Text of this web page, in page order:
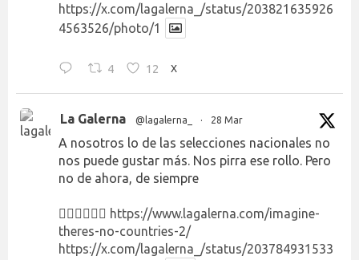
https://x.com/lagalerna_/status/203821635926
4563526/photo/1
4 12 X
La Galerna @lagalerna_ · 28 Mar
A nosotros lo de las selecciones nacionales no
nos puede gustar más. Nos pirra ese rollo. Pero
no de ahora, de siempre
👉🏻👉🏻👉🏻 https://www.lagalerna.com/imagine-
theres-no-countries-2/
https://x.com/lagalerna_/status/203784931533